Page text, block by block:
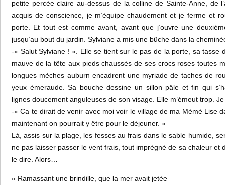
petite percée claire au-dessus de la colline de Sainte-Anne, de
acquis de conscience, je m’équipe chaudement et je ferme et
porte. Et tout est comme avant, avant que j’ouvre une
jusqu’au bout du jardin. Sylviane a mis une bûche dans la
-« Salut Sylviane ! ». Elle se tient sur le pas de la porte, sa tasse
mauve de la tête aux pieds chaussés de ses crocs roses toutes
longues mèches auburn encadrent une myriade de taches de
yeux émeraude. Sa bouche dessine un sillon pâle et fin qui
lignes doucement anguleuses de son visage. Elle m’émeut trop.
-« Ca te dirait de venir avec moi voir le village de ma Mémé Lise
maintenant on pourrait y être pour le déjeuner. »
Là, assis sur la plage, les fesses au frais dans le sable humide,
ne pas laisser passer le vent frais, tout imprégné de sa chaleur et
le dire. Alors…
« Ramassant une brindille, que la mer avait jetée